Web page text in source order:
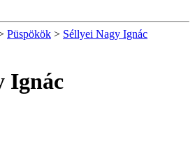
Püspökök > Séllyei Nagy Ignác
Ignác